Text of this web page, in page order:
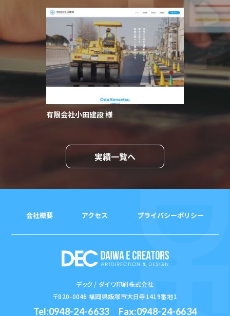
有限会社小田建設 様
実績一覧へ
会社概要 アクセス プライバシーポリシー
デック / ダイワ印刷株式会社
〒820-0046 福岡県飯塚市大日寺1419番地1
Tel:0948-24-6633 Fax:0948-24-6634